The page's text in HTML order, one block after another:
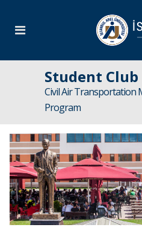
Student Club
Civil Air Transportation
Program